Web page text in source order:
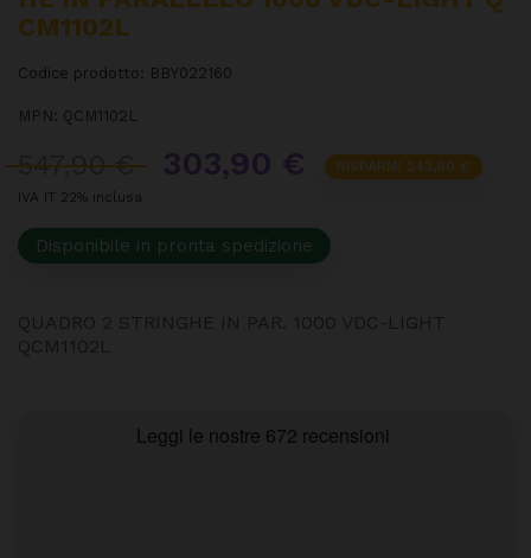
CM1102L
Codice prodotto: BBY022160
MPN: QCM1102L
547,90 €
RISPARMI 243,80 €
IVA IT 22% inclusa
Disponibile in pronta spedizione